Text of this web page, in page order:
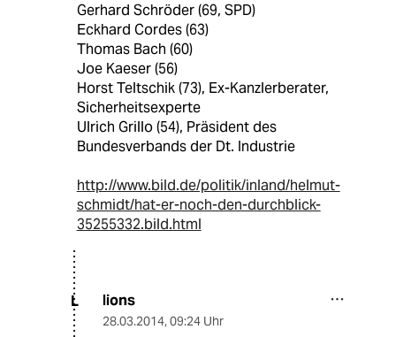
Gerhard Schröder (69, SPD)
Eckhard Cordes (63)
Thomas Bach (60)
Joe Kaeser (56)
Horst Teltschik (73), Ex-Kanzlerberater,
Sicherheitsexperte
Ulrich Grillo (54), Präsident des
Bundesverbands der Dt. Industrie
http://www.bild.de/politik/inland/helmut-
schmidt/hat-er-noch-den-durchblick-
35255332.bild.html
L lions
28.03.2014, 09:24 Uhr